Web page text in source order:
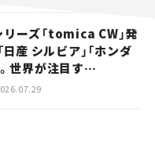
リーズ「tomica CW」発
日産 シルビア」「ホンダ
世界が注目す
【クルマとホビー】